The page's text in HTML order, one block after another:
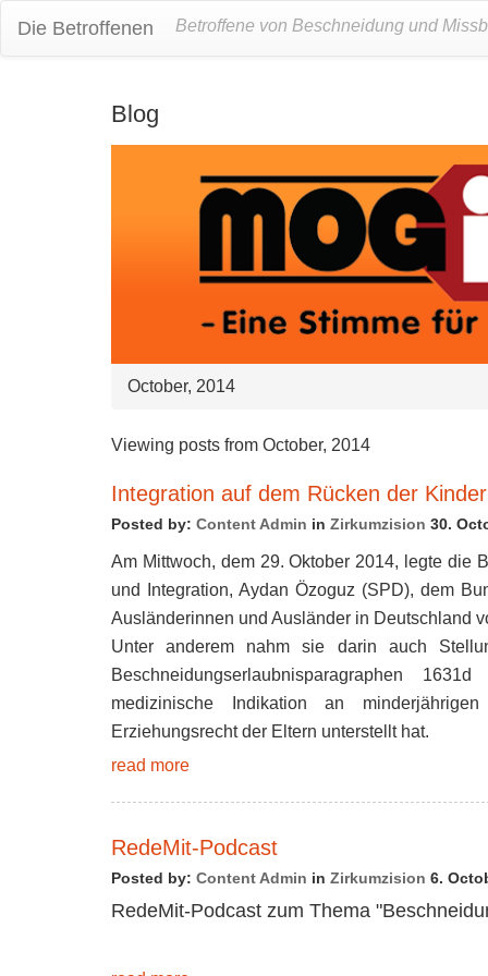
Die Betroffenen Betroffene von Beschneidung und
Blog
October, 2014
Viewing posts from October, 2014
Integration auf dem Rücken der
Posted by: Content Admin in Zirkumzision 30.
Am Mittwoch, dem 29. Oktober 2014, legte die
und Integration, Aydan Özoguz (SPD), dem
Ausländerinnen und Ausländer in Deutschland
Unter anderem nahm sie darin auch
Beschneidungserlaubnisparagraphen
medizinische Indikation an
Erziehungsrecht der Eltern unterstellt hat.
read more
RedeMit-Podcast
Posted by: Content Admin in Zirkumzision 6.
RedeMit-Podcast zum Thema